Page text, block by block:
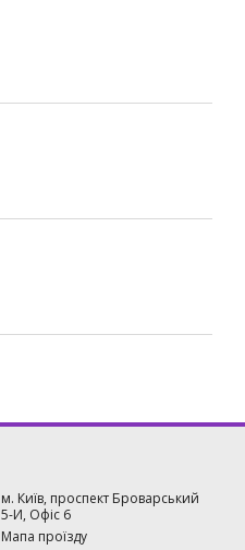
м. Київ, проспект Броварський
5-И, Офіс 6
Мапа проїзду